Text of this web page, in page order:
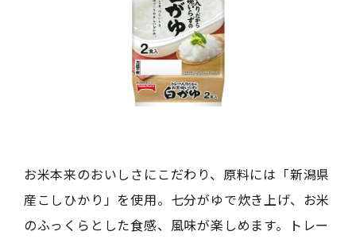
お米本来のおいしさにこだわり、原料には「新潟県
産こしひかり」を使用。七分がゆで炊き上げ、お米
のふっくらとした食感、風味が楽しめます。トレー